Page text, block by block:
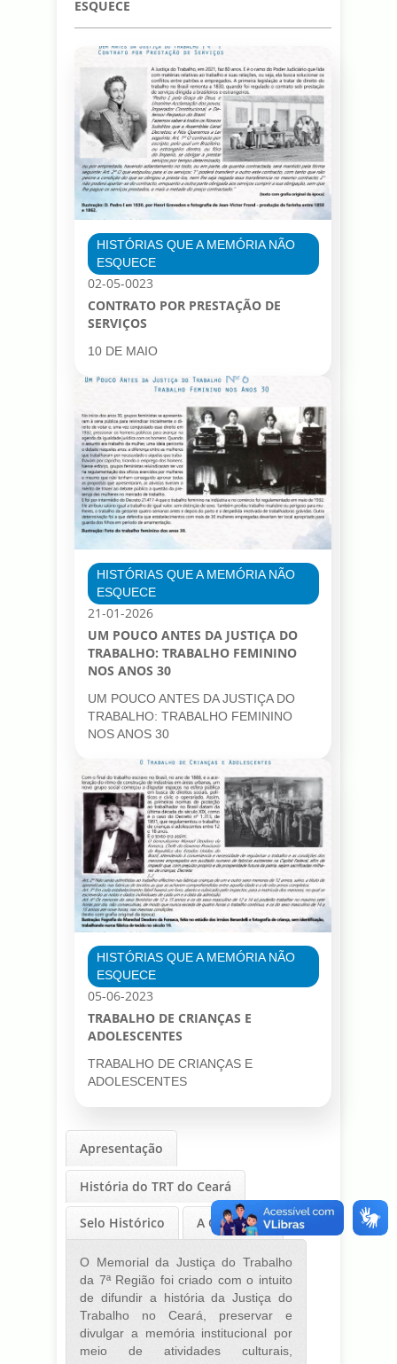
ESQUECE
HISTÓRIAS QUE A MEMÓRIA NÃO
ESQUECE
02-05-0023
CONTRATO POR PRESTAÇÃO DE
SERVIÇOS
10 DE MAIO
HISTÓRIAS QUE A MEMÓRIA NÃO
ESQUECE
21-01-2026
UM POUCO ANTES DA JUSTIÇA DO
TRABALHO: TRABALHO FEMININO
NOS ANOS 30
UM POUCO ANTES DA JUSTIÇA DO
TRABALHO: TRABALHO FEMININO
NOS ANOS 30
HISTÓRIAS QUE A MEMÓRIA NÃO
ESQUECE
05-06-2023
TRABALHO DE CRIANÇAS E
ADOLESCENTES
TRABALHO DE CRIANÇAS E
ADOLESCENTES
Apresentação
História do TRT do Ceará
Selo Histórico A Casa-sede
O Memorial da Justiça do Trabalho
da 7ª Região foi criado com o intuito
de difundir a história da Justiça do
Trabalho no Ceará, preservar e
divulgar a memória institucional por
meio de atividades culturais,